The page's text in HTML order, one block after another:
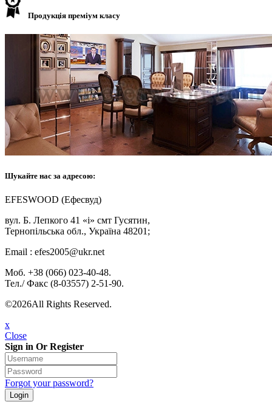
Продукція преміум класу
Шукайте нас за адресою:
EFESWOOD (Ефесвуд)
вул. Б. Лепкого 41 «і» смт Гусятин,
Тернопільська обл., Україна 48201;
Email : efes2005@ukr.net
Моб. +38 (066) 023-40-48.
Тел./ Факс (8-03557) 2-51-90.
©2026All Rights Reserved.
x
Close
Sign in Or Register
Forgot your password?